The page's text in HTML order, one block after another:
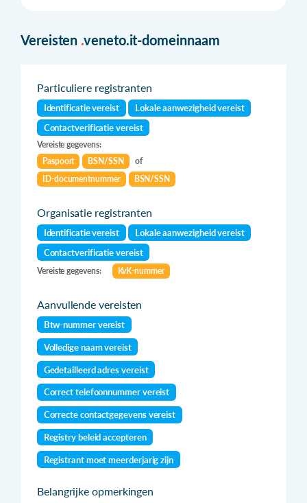
Vereisten .veneto.it-domeinnaam
Particuliere registranten
Identificatie vereist
Lokale aanwezigheid vereist
Contactverificatie vereist
Vereiste gegevens:
Paspoort
BSN/SSN
of
ID-documentnummer
BSN/SSN
Organisatie registranten
Identificatie vereist
Lokale aanwezigheid vereist
Contactverificatie vereist
Vereiste gegevens: KvK-nummer
Aanvullende vereisten
Btw-nummer vereist
Volledige naam vereist
Gedetailleerd adres vereist
Correct telefoonnummer vereist
Correcte contactgegevens vereist
Registry beleid accepteren
Registrant moet meerderjarig zijn
Belangrijke opmerkingen